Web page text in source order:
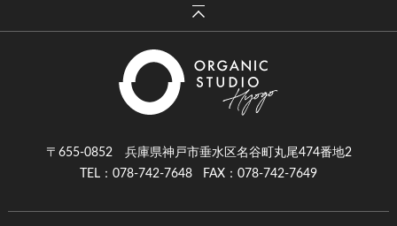
〒655-0852 兵庫県神戸市垂水区名谷町丸尾474番地2
TEL：078-742-7648
FAX：078-742-7649